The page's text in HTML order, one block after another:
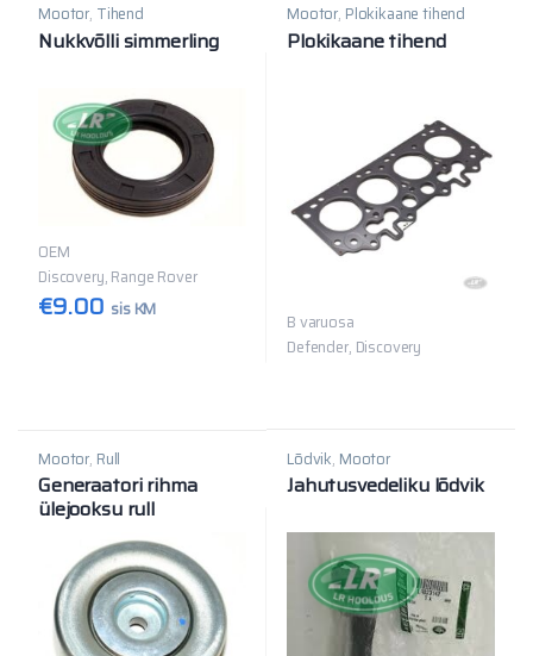
Mootor, Tihend
Nukkvõlli simmerling
OEM
Discovery, Range Rover
€9.00 sis KM
Mootor, Plokikaane tihend
Plokikaane tihend
B varuosa
Defender, Discovery
Mootor, Rull
Generaatori rihma
ülejooksu rull
Lõdvik, Mootor
Jahutusvedeliku lõdvik